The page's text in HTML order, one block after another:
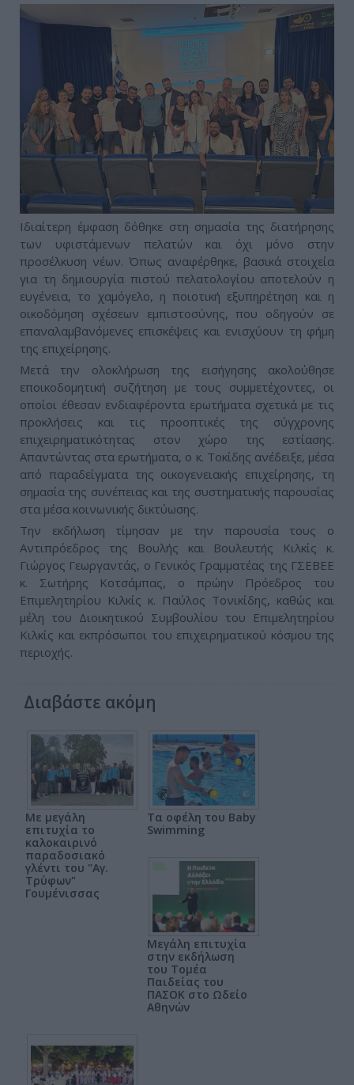
Ιδιαίτερη έμφαση δόθηκε στη σημασία της διατήρησης
των υφιστάμενων πελατών και όχι μόνο στην
προσέλκυση νέων. Όπως αναφέρθηκε, βασικά στοιχεία
για τη δημιουργία πιστού πελατολογίου αποτελούν η
ευγένεια, το χαμόγελο, η ποιοτική εξυπηρέτηση και η
οικοδόμηση σχέσεων εμπιστοσύνης, που οδηγούν σε
επαναλαμβανόμενες επισκέψεις και ενισχύουν τη φήμη
της επιχείρησης.
Μετά την ολοκλήρωση της εισήγησης ακολούθησε
εποικοδομητική συζήτηση με τους συμμετέχοντες, οι
οποίοι έθεσαν ενδιαφέροντα ερωτήματα σχετικά με τις
προκλήσεις και τις προοπτικές της σύγχρονης
επιχειρηματικότητας στον χώρο της εστίασης.
Απαντώντας στα ερωτήματα, ο κ. Τοκίδης ανέδειξε, μέσα
από παραδείγματα της οικογενειακής επιχείρησης, τη
σημασία της συνέπειας και της συστηματικής παρουσίας
στα μέσα κοινωνικής δικτύωσης.
Την εκδήλωση τίμησαν με την παρουσία τους ο
Αντιπρόεδρος της Βουλής και Βουλευτής Κιλκίς κ.
Γιώργος Γεωργαντάς, ο Γενικός Γραμματέας της ΓΣΕΒΕΕ
κ. Σωτήρης Κοτσάμπας, ο πρώην Πρόεδρος του
Επιμελητηρίου Κιλκίς κ. Παύλος Τονικίδης, καθώς και
μέλη του Διοικητικού Συμβουλίου του Επιμελητηρίου
Κιλκίς και εκπρόσωποι του επιχειρηματικού κόσμου της
περιοχής.
Διαβάστε ακόμη
Με μεγάλη
επιτυχία το
καλοκαιρινό
παραδοσιακό
γλέντι του "Αγ.
Τρύφων"
Γουμένισσας
Τα οφέλη του Baby
Swimming
Μεγάλη επιτυχία
στην εκδήλωση
του Τομέα
Παιδείας του
ΠΑΣΟΚ στο Ωδείο
Αθηνών